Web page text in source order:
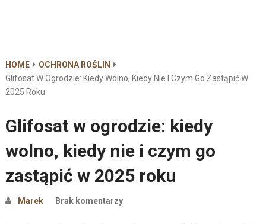
HOME
OCHRONA ROŚLIN
Glifosat W Ogrodzie: Kiedy Wolno, Kiedy Nie I Czym Go Zastąpić W
2025 Roku
Glifosat w ogrodzie: kiedy
wolno, kiedy nie i czym go
zastąpić w 2025 roku
Marek Brak komentarzy